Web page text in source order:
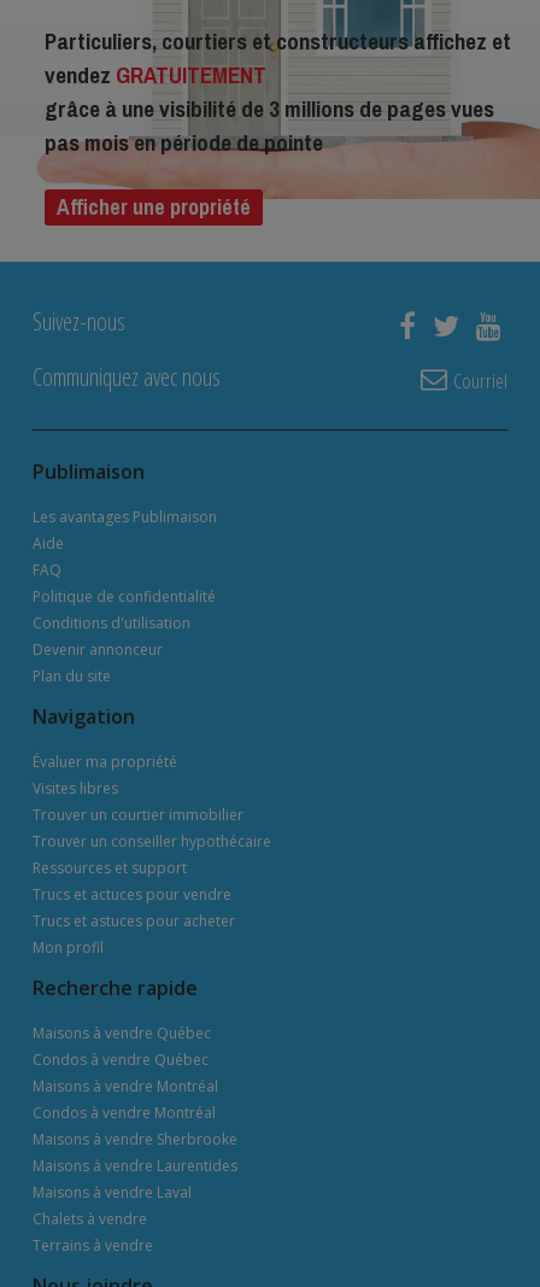
Particuliers, courtiers et constructeurs affichez et
vendez GRATUITEMENT
grâce à une visibilité de 3 millions de pages vues
pas mois en période de pointe
Afficher une propriété
Suivez-nous
Communiquez avec nous
Courriel
Publimaison
Les avantages Publimaison
Aide
FAQ
Politique de confidentialité
Conditions d'utilisation
Devenir annonceur
Plan du site
Navigation
Évaluer ma propriété
Visites libres
Trouver un courtier immobilier
Trouver un conseiller hypothécaire
Ressources et support
Trucs et actuces pour vendre
Trucs et astuces pour acheter
Mon profil
Recherche rapide
Maisons à vendre Québec
Condos à vendre Québec
Maisons à vendre Montréal
Condos à vendre Montréal
Maisons à vendre Sherbrooke
Maisons à vendre Laurentides
Maisons à vendre Laval
Chalets à vendre
Terrains à vendre